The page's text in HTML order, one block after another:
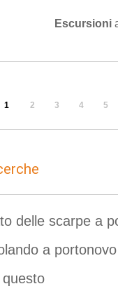
Escursioni
1 2 3 4 5
delle scarpe a
a portonovo